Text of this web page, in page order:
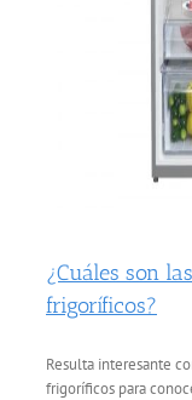
Servicio
Trabaja con
Contacto
¿Cuáles son
frigoríficos?
Resulta interesante
frigoríficos para